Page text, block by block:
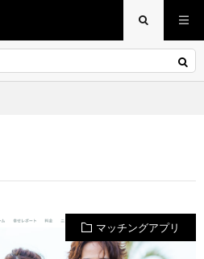
マッチングアプリ